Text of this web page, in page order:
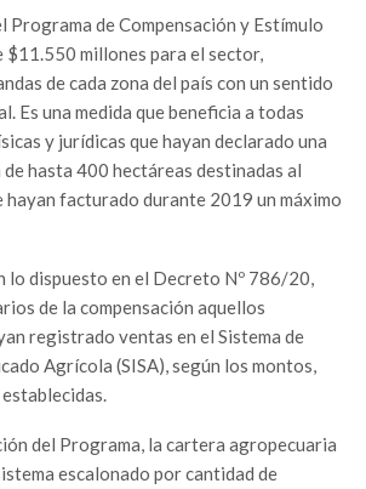
Programa de Compensación y Estímulo
$11.550 millones para el sector,
de cada zona del país con un sentido
Es una medida que beneficia a todas
y jurídicas que hayan declarado una
hasta 400 hectáreas destinadas al
hayan facturado durante 2019 un máximo
lo dispuesto en el Decreto Nº 786/20,
de la compensación aquellos
registrado ventas en el Sistema de
Agrícola (SISA), según los montos,
del Programa, la cartera agropecuaria
escalonado por cantidad de